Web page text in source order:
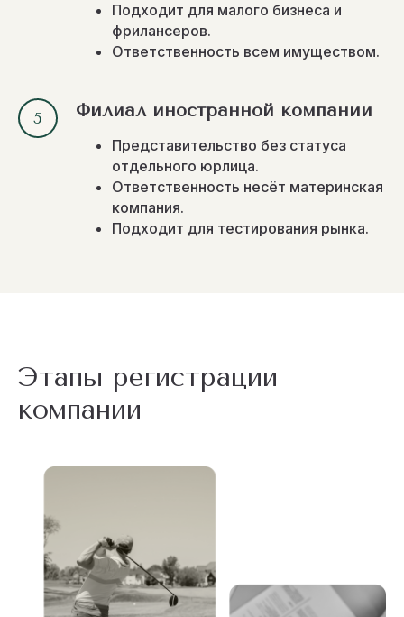
Подходит для малого бизнеса и
фрилансеров.
Ответственность всем имуществом.
Филиал иностранной компании
Представительство без статуса
отдельного юрлица.
Ответственность несёт материнская
компания.
Подходит для тестирования рынка.
Этапы регистрации
компании